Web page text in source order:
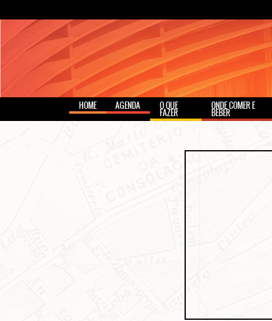
HOME AGENDA O QUE
FAZER
ONDE COMER E
BEBER